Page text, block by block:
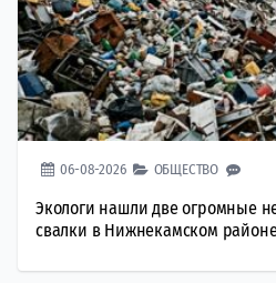
06-08-2026 ОБЩЕСТВО
Экологи нашли две огромные
свалки в Нижнекамском